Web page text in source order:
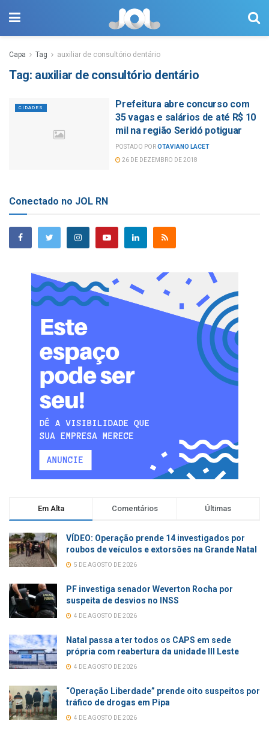
Capa Tag auxiliar de consultório dentário
Tag: auxiliar de consultório dentário
CIDADES
Prefeitura abre concurso com
35 vagas e salários de até R$ 10
mil na região Seridó potiguar
POSTADO POROTAVIANO LACET
26 DE DEZEMBRO DE 2018
Conectado no JOL RN
Em Alta Comentários Últimas
VÍDEO: Operação prende 14 investigados por
roubos de veículos e extorsões na Grande Natal
5 DE AGOSTO DE 2026
PF investiga senador Weverton Rocha por
suspeita de desvios no INSS
4 DE AGOSTO DE 2026
Natal passa a ter todos os CAPS em sede
própria com reabertura da unidade III Leste
4 DE AGOSTO DE 2026
“Operação Liberdade” prende oito suspeitos por
tráfico de drogas em Pipa
4 DE AGOSTO DE 2026